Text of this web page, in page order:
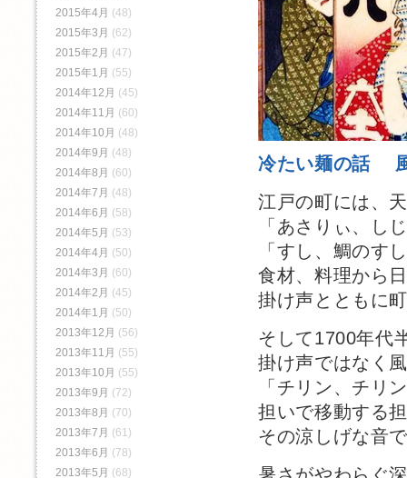
冷たい麺の話
江戸の町には、
「あさりぃ、し
「すし、鯛のす
食材、料理から
掛け声とともに
そして1700年代
掛け声ではなく
「チリン、チリ
担いで移動する
その涼しげな音
2015年4月 (48)
2015年3月 (62)
2015年2月 (47)
2015年1月 (55)
2014年12月 (45)
2014年11月 (60)
2014年10月 (48)
2014年9月 (48)
2014年8月 (60)
2014年7月 (48)
2014年6月 (58)
2014年5月 (53)
2014年4月 (50)
2014年3月 (60)
2014年2月 (45)
2014年1月 (50)
2013年12月 (56)
2013年11月 (55)
2013年10月 (55)
2013年9月 (72)
2013年8月 (70)
2013年7月 (61)
2013年6月 (78)
2013年5月 (68)